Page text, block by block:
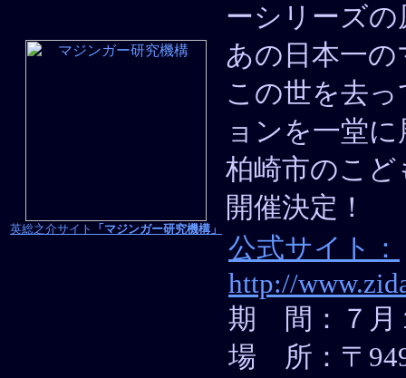
英総之介サイト 「マジンガー研究機構」
ーシリーズ
あの日本一の
この世を去
ョンを一堂
柏崎市のこど
開催決定！
公式サイト：
http://
期 間：７月
場 所：〒